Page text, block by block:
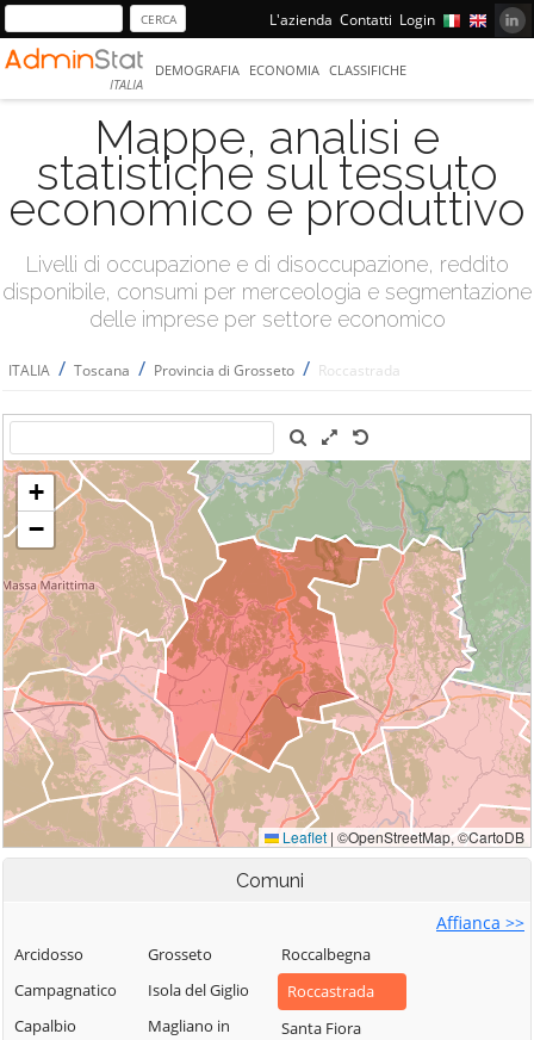
L'azienda Contatti Login
ITALIA
DEMOGRAFIA ECONOMIA CLASSIFICHE
Mappe, analisi e
statistiche sul tessuto
economico e produttivo
Livelli di occupazione e di disoccupazione, reddito
disponibile, consumi per merceologia e segmentazione
delle imprese per settore economico
ITALIA / Toscana / Provincia di Grosseto / Roccastrada
Comuni
Affianca >>
Arcidosso
Campagnatico
Capalbio
Grosseto
Isola del Giglio
Magliano in
Roccalbegna
Roccastrada
Santa Fiora